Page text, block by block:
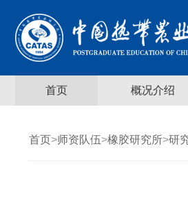
首页 概况介绍
首页>师资队伍>橡胶研究所>研